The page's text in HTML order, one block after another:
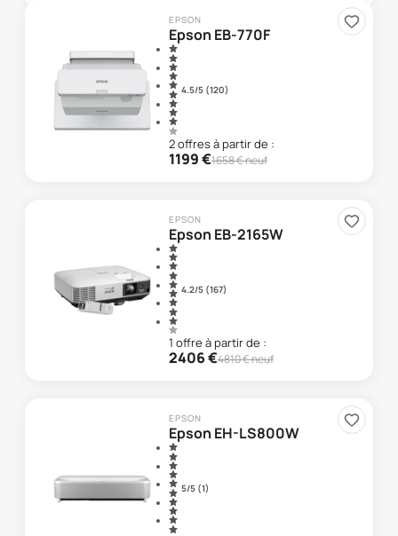
EPSON
Epson EB-770F
4.5/5 (120)
2offresà partir de :
1199€1658€ neuf
EPSON
Epson EB-2165W
4.2/5 (167)
1 offre à partir de :
2406€4810€ neuf
EPSON
Epson EH-LS800W
5/5 (1)